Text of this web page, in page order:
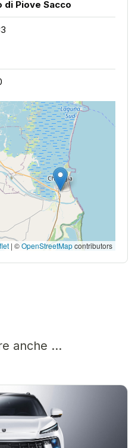
di Piove Sacco
| ©OpenStreetMapcontributors
anche ...